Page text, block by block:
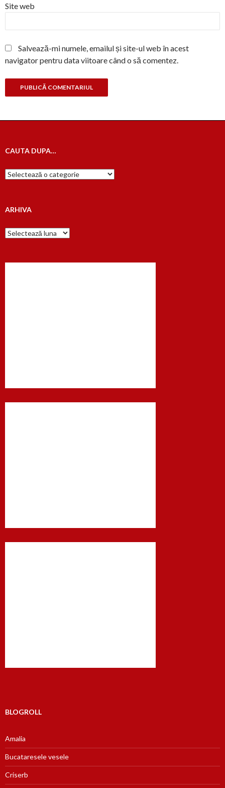
Site web
Salvează-mi numele, emailul și site-ul web în acest
navigator pentru data viitoare când o să comentez.
CAUTA DUPA…
Cauta
dupa…
ARHIVA
Arhiva
BLOGROLL
Amalia
Bucataresele vesele
Criserb